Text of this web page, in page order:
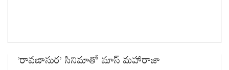
’రావణాసుర’ సినిమాతో మాస్‌ మహారాజా